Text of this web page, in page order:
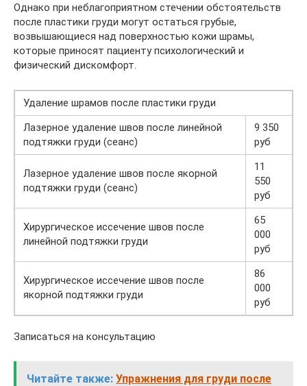
Однако при неблагоприятном стечении обстоятельств
после пластики груди могут остаться грубые,
возвышающиеся над поверхностью кожи шрамы,
которые приносят пациенту психологический и
физический дискомфорт.
Удаление шрамов после пластики груди
Лазерное удаление швов после линейной
подтяжки груди (сеанс)
9 350
руб
Лазерное удаление швов после якорной
подтяжки груди (сеанс)
11
550
руб
Хирургическое иссечение швов после
линейной подтяжки груди
65
000
руб
Хирургическое иссечение швов после
якорной подтяжки груди
86
000
руб
Записаться на консультацию
Читайте также: Упражнения для груди после